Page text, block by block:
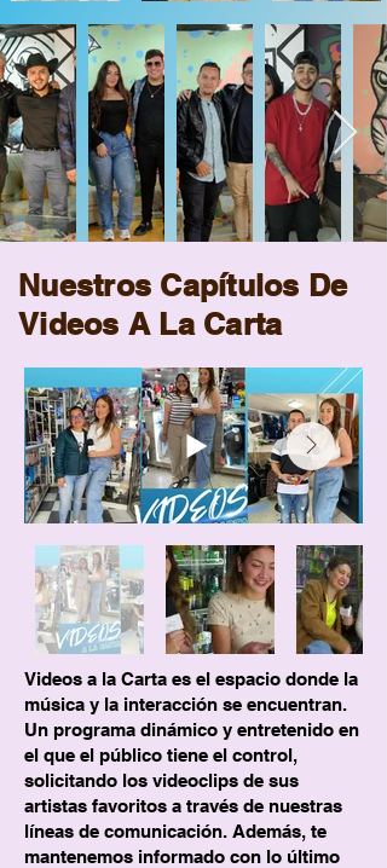
Nuestros Capítulos De
Videos A La Carta
Videos a la Carta es el espacio donde la
música y la interacción se encuentran.
Un programa dinámico y entretenido en
el que el público tiene el control,
solicitando los videoclips de sus
artistas favoritos a través de nuestras
líneas de comunicación. Además, te
mantenemos informado con lo último